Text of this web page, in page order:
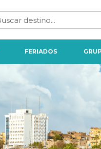
FERIADOS